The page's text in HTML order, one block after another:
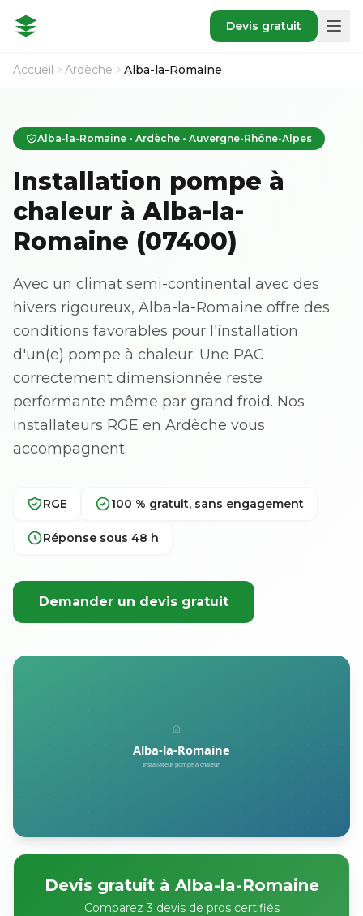
Devis gratuit
Accueil Ardèche Alba-la-Romaine
Alba-la-Romaine • Ardèche • Auvergne-Rhône-Alpes
Installation pompe à
chaleur à Alba-la-
Romaine (07400)
Avec un climat semi-continental avec des
hivers rigoureux, Alba-la-Romaine offre des
conditions favorables pour l'installation
d'un(e) pompe à chaleur. Une PAC
correctement dimensionnée reste
performante même par grand froid. Nos
installateurs RGE en Ardèche vous
accompagnent.
RGE 100 % gratuit, sans engagement
Réponse sous 48 h
Demander un devis gratuit
Devis gratuit à Alba-la-Romaine
Comparez 3 devis de pros certifiés